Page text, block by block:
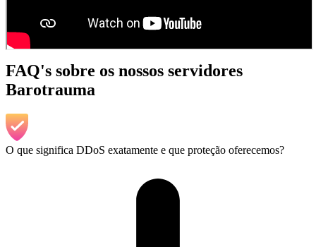
FAQ's sobre os nossos servidores
Barotrauma
O que significa DDoS exatamente e que proteção oferecemos?